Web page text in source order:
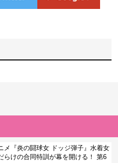
メ『炎の闘球女 ドッジ弾子』水着女
らけの合同特訓が幕を開ける！ 第6